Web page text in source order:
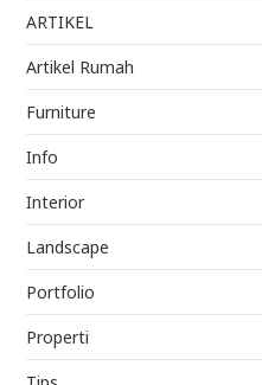
ARTIKEL
Artikel Rumah
Furniture
Info
Interior
Landscape
Portfolio
Properti